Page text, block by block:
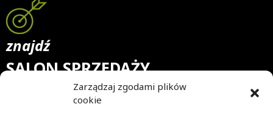
Zarządzaj zgodami plików
cookie
znajdź
SALON SPRZEDAŻY
Nasz blog to skarbnica wiedzy na temat drewna, desek
drewnianych oraz podłóg z nich ułożonych. Jesteśmy